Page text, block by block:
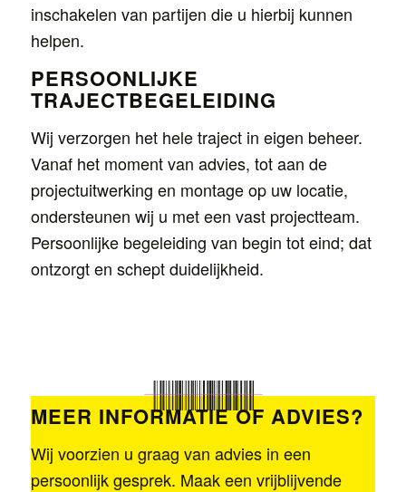
inschakelen van partijen die u hierbij kunnen
helpen.
PERSOONLIJKE
TRAJECTBEGELEIDING
Wij verzorgen het hele traject in eigen beheer.
Vanaf het moment van advies, tot aan de
projectuitwerking en montage op uw locatie,
ondersteunen wij u met een vast projectteam.
Persoonlijke begeleiding van begin tot eind; dat
ontzorgt en schept duidelijkheid.
MEER INFORMATIE OF ADVIES?
Wij voorzien u graag van advies in een
persoonlijk gesprek. Maak een vrijblijvende